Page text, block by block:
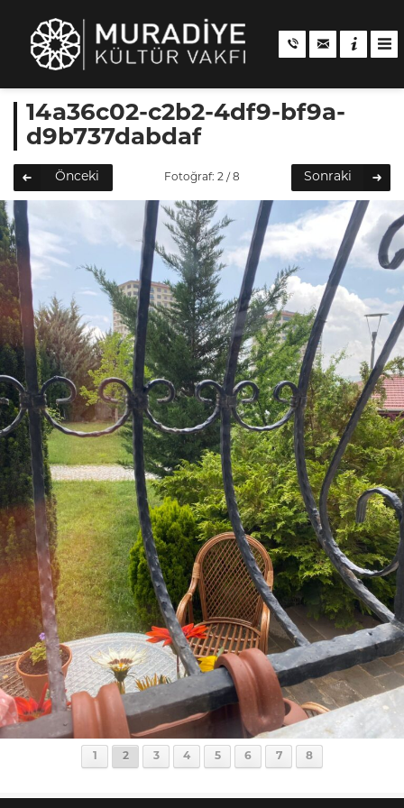
14a36c02-c2b2-4df9-bf9a-
d9b737dabdaf
Önceki Fotoğraf: 2 / 8 Sonraki
1 2 3 4 5 6 7 8